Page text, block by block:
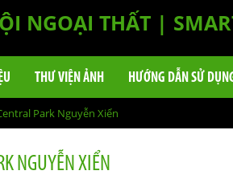
NGOẠI THẤT |
THƯ VIỆN ẢNH HƯỚNG DẪN SỬ
Park Nguyễn Xiển
NGUYỄN XIỂN